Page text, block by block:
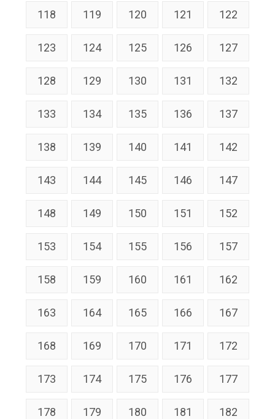
118 119 120 121 122
123 124 125 126 127
128 129 130 131 132
133 134 135 136 137
138 139 140 141 142
143 144 145 146 147
148 149 150 151 152
153 154 155 156 157
158 159 160 161 162
163 164 165 166 167
168 169 170 171 172
173 174 175 176 177
178 179 180 181 182